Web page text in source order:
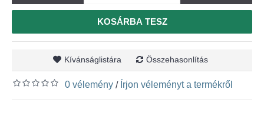
KOSÁRBA TESZ
Kívánságlistára Összehasonlítás
0 vélemény / Írjon véleményt a termékről